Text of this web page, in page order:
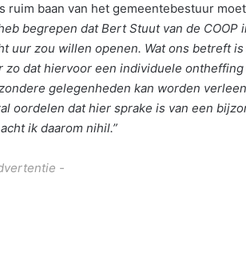
ruim baan van het gemeentebestuur
begrepen dat Bert Stuut van de COOP
uur zou willen openen. Wat ons betreft
dat hiervoor een individuele
gelegenheden kan worden
oordelen dat hier sprake is van een
ik daarom nihil.”
-